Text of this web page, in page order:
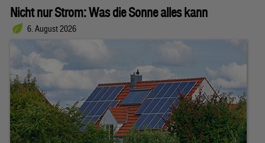
Nicht nur Strom: Was die Sonne alles kann
6. August 2026